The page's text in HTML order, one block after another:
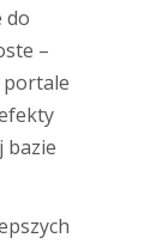
do
–
portale
bazie